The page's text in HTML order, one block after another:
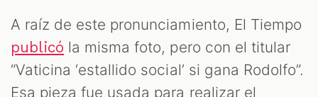
A raíz de este pronunciamiento, El Tiempo
publicó la misma foto, pero con el titular
“Vaticina ‘estallido social’ si gana Rodolfo”.
Esa pieza fue usada para realizar el